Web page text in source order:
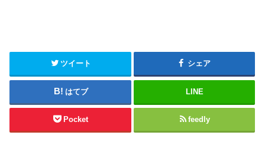
ツイート シェア
はてブ LINE
Pocket feedly